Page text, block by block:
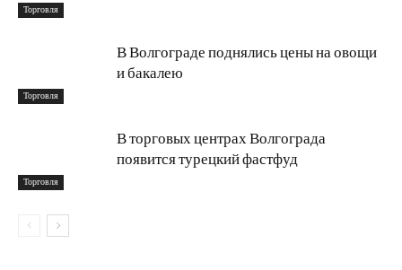
Торговля
Торговля
В Волгограде поднялись цены на овощи
и бакалею
Торговля
В торговых центрах Волгограда
появится турецкий фастфуд